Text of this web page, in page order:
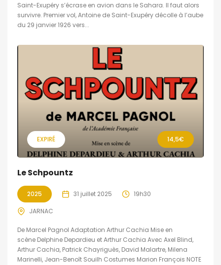
Saint-Exupéry s’écrase en avion dans le Sahara. Il faut alors
survivre. Premier vol, Antoine de Saint-Exupéry décolle à l’aube
du 29 janvier 1926 vers...
EXPIRÉ 14,5€
Le Schpountz
2025 31 juillet 2025 19h30
JARNAC
De Marcel Pagnol Adaptation Arthur Cachia Mise en
scène Delphine Depardieu et Arthur Cachia Avec Axel Blind,
Arthur Cachia, Patrick Chayriguès, David Malartre, Milena
Marinelli, Jean-Benoît Souilh Costumes Marion François NOTE